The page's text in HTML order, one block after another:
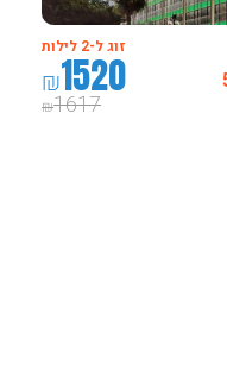
זוג ל-2 לילות
₪1520
₪1617